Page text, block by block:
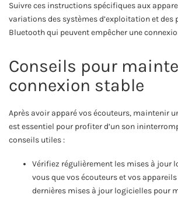
Suivre ces instructions spécifiques aux
variations des systèmes d’exploitation et des
Bluetooth qui peuvent empêcher une
Conseils pour
connexion stable
Après avoir apparé vos écouteurs, maintenir
est essentiel pour profiter d’un son
conseils utiles :
Vérifiez régulièrement les mises à jour
vous que vos écouteurs et vos
dernières mises à jour logicielles pour